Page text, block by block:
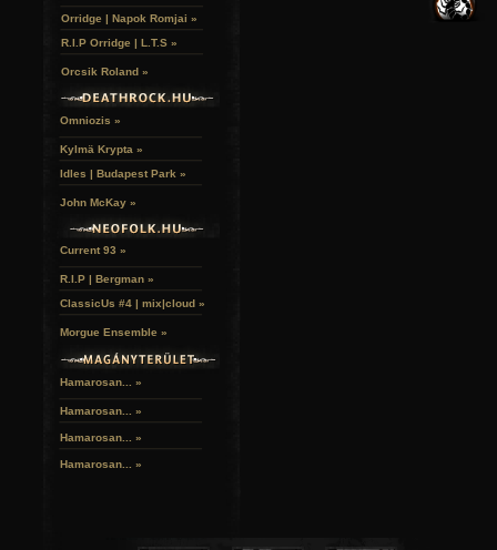
Orridge | Napok Romjai »
R.I.P Orridge | L.T.S »
Orcsik Roland »
Omniozis »
Kylmä Krypta »
Idles | Budapest Park »
John McKay »
Current 93 »
R.I.P | Bergman »
ClassicUs #4 | mix|cloud »
Morgue Ensemble »
Hamarosan... »
Hamarosan... »
Hamarosan... »
Hamarosan... »